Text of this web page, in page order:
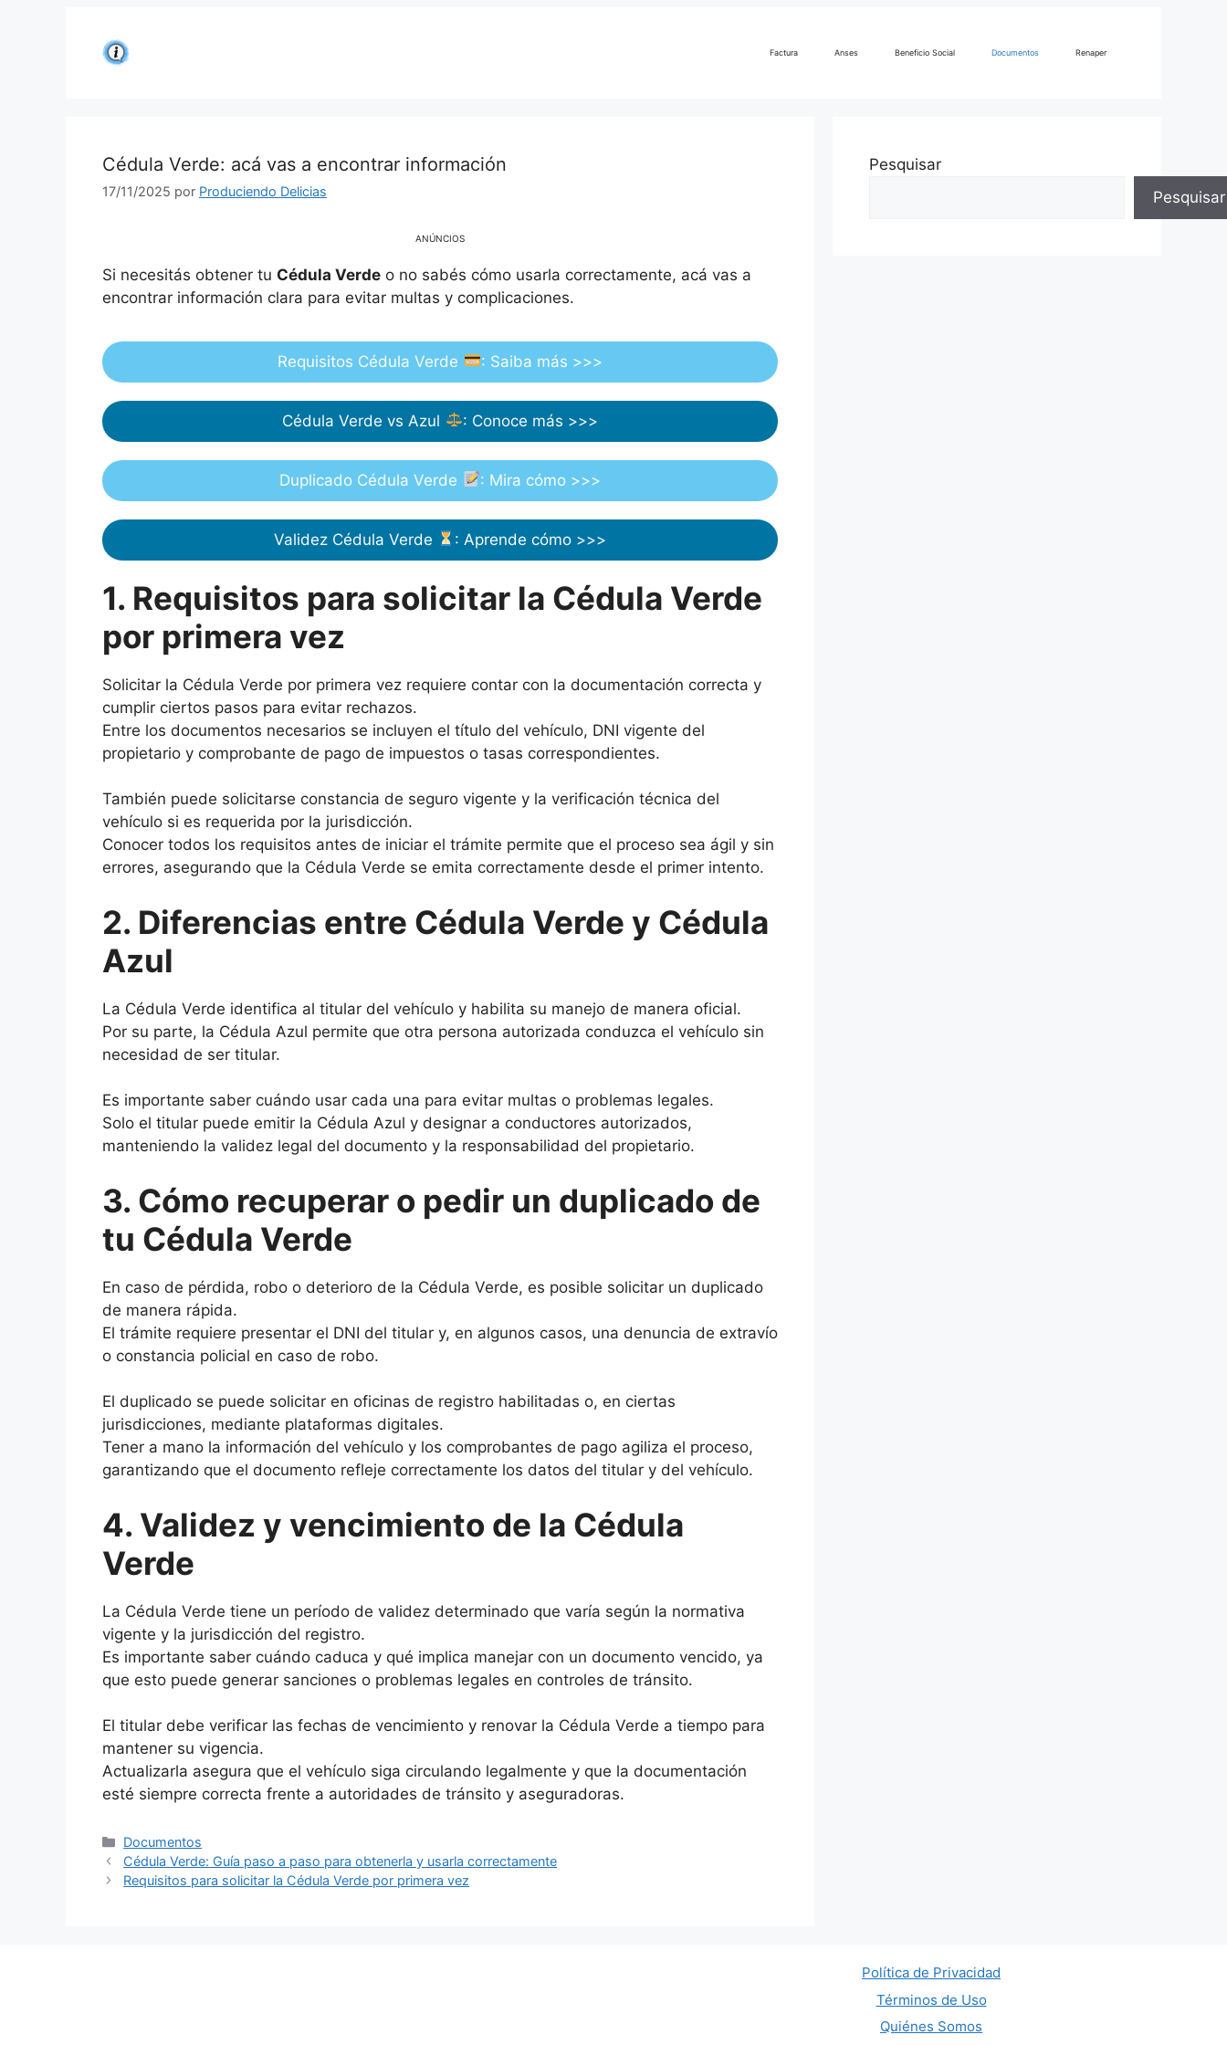
Factura Anses Beneficio Social Documentos Renaper
Cédula Verde: acá vas a encontrar información
17/11/2025 por Produciendo Delicias
ANÚNCIOS
Si necesitás obtener tu Cédula Verde o no sabés cómo usarla correctamente, acá vas a
encontrar información clara para evitar multas y complicaciones.
Requisitos Cédula Verde : Saiba más >>>
Cédula Verde vs Azul : Conoce más >>>
Duplicado Cédula Verde : Mira cómo >>>
Validez Cédula Verde : Aprende cómo >>>
1. Requisitos para solicitar la Cédula Verde
por primera vez
Solicitar la Cédula Verde por primera vez requiere contar con la documentación correcta y
cumplir ciertos pasos para evitar rechazos.
Entre los documentos necesarios se incluyen el título del vehículo, DNI vigente del
propietario y comprobante de pago de impuestos o tasas correspondientes.
También puede solicitarse constancia de seguro vigente y la verificación técnica del
vehículo si es requerida por la jurisdicción.
Conocer todos los requisitos antes de iniciar el trámite permite que el proceso sea ágil y sin
errores, asegurando que la Cédula Verde se emita correctamente desde el primer intento.
2. Diferencias entre Cédula Verde y Cédula
Azul
La Cédula Verde identifica al titular del vehículo y habilita su manejo de manera oficial.
Por su parte, la Cédula Azul permite que otra persona autorizada conduzca el vehículo sin
necesidad de ser titular.
Es importante saber cuándo usar cada una para evitar multas o problemas legales.
Solo el titular puede emitir la Cédula Azul y designar a conductores autorizados,
manteniendo la validez legal del documento y la responsabilidad del propietario.
3. Cómo recuperar o pedir un duplicado de
tu Cédula Verde
En caso de pérdida, robo o deterioro de la Cédula Verde, es posible solicitar un duplicado
de manera rápida.
El trámite requiere presentar el DNI del titular y, en algunos casos, una denuncia de extravío
o constancia policial en caso de robo.
El duplicado se puede solicitar en oficinas de registro habilitadas o, en ciertas
jurisdicciones, mediante plataformas digitales.
Tener a mano la información del vehículo y los comprobantes de pago agiliza el proceso,
garantizando que el documento refleje correctamente los datos del titular y del vehículo.
4. Validez y vencimiento de la Cédula
Verde
La Cédula Verde tiene un período de validez determinado que varía según la normativa
vigente y la jurisdicción del registro.
Es importante saber cuándo caduca y qué implica manejar con un documento vencido, ya
que esto puede generar sanciones o problemas legales en controles de tránsito.
El titular debe verificar las fechas de vencimiento y renovar la Cédula Verde a tiempo para
mantener su vigencia.
Actualizarla asegura que el vehículo siga circulando legalmente y que la documentación
esté siempre correcta frente a autoridades de tránsito y aseguradoras.
Categorías
Documentos
Cédula Verde: Guía paso a paso para obtenerla y usarla correctamente
Requisitos para solicitar la Cédula Verde por primera vez
Pesquisar
Pesquisar
Política de Privacidad
Términos de Uso
Quiénes Somos